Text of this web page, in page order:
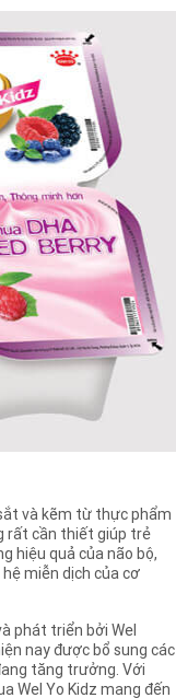
và kẽm từ thực phẩm
rất cần thiết giúp trẻ
hiệu quả của não bộ,
miễn dịch của cơ
phát triển bởi Wel
nay được bổ sung các
tăng trưởng. Với
Wel Yo Kidz mang đến